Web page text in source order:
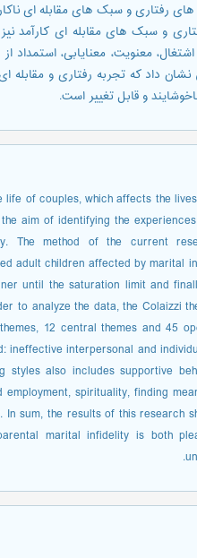
رفتاری و سبک های مقابله ای
و سبک های مقابله ای کارآمد نیز
معنویت، معنایابی،
داد که تجربه رفتاری و مقابله
و قابل تغییر است.
of couples, which affects the
aim of identifying the
The method of the current
adult children affected by marital
until the saturation limit and
to analyze the data, the Colaizzi
12 central themes and 45
interpersonal and
also includes supportive
spirituality, finding
sum, the results of this research
marital infidelity is both